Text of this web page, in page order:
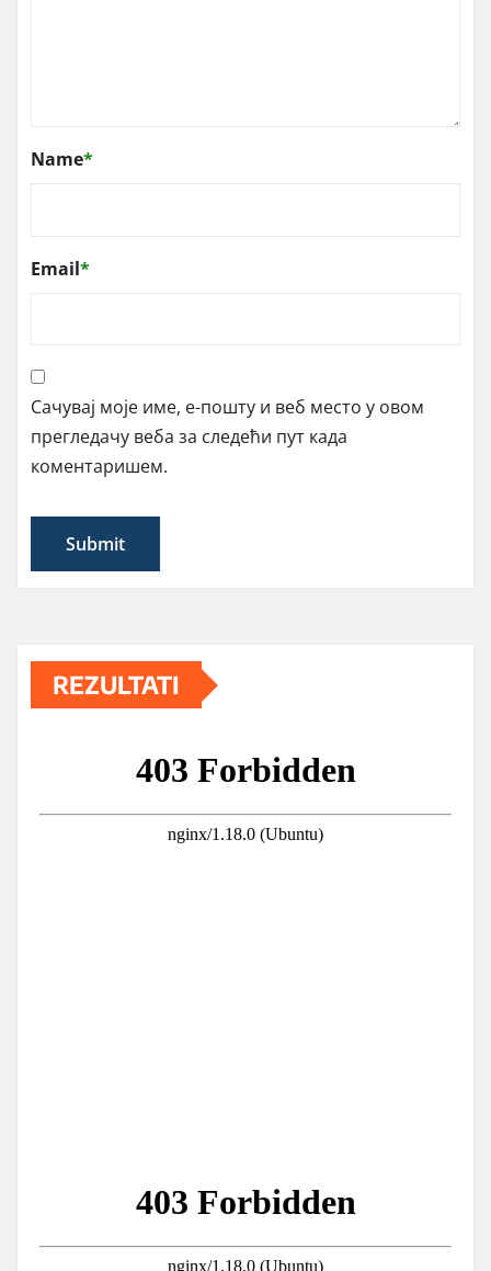
Name*
Email*
Сачувај моје име, е-пошту и веб место у овом
прегледачу веба за следећи пут када
коментаришем.
REZULTATI